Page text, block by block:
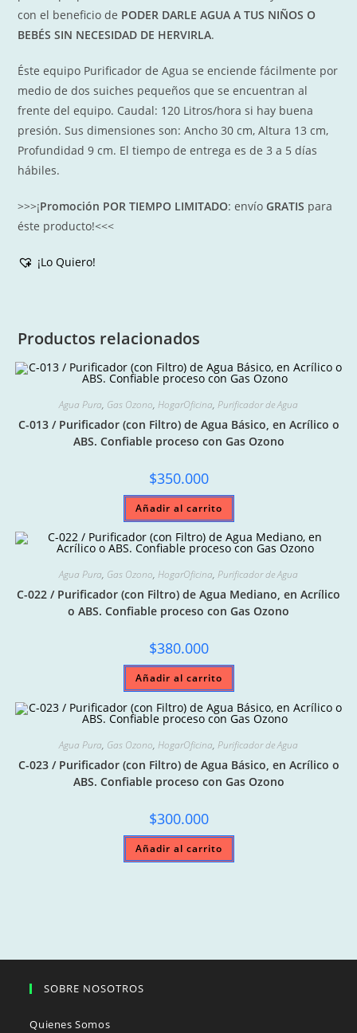
con el beneficio de PODER DARLE AGUA A TUS NIÑOS O
BEBÉS SIN NECESIDAD DE HERVIRLA.
Éste equipo Purificador de Agua se enciende fácilmente por
medio de dos suiches pequeños que se encuentran al
frente del equipo. Caudal: 120 Litros/hora si hay buena
presión. Sus dimensiones son: Ancho 30 cm, Altura 13 cm,
Profundidad 9 cm. El tiempo de entrega es de 3 a 5 días
hábiles.
>>>¡Promoción POR TIEMPO LIMITADO: envíoGRATIS para
éste producto!<<<
¡Lo Quiero!
Productos relacionados
Agua Pura, Gas Ozono, HogarOficina, Purificador de Agua
C-013 / Purificador (con Filtro) de Agua Básico, en Acrílico o
ABS. Confiable proceso con Gas Ozono
$350.000
Añadir al carrito
Agua Pura, Gas Ozono, HogarOficina, Purificador de Agua
C-022 / Purificador (con Filtro) de Agua Mediano, en Acrílico
o ABS. Confiable proceso con Gas Ozono
$380.000
Añadir al carrito
Agua Pura, Gas Ozono, HogarOficina, Purificador de Agua
C-023 / Purificador (con Filtro) de Agua Básico, en Acrílico o
ABS. Confiable proceso con Gas Ozono
$300.000
Añadir al carrito
SOBRE NOSOTROS
Quienes Somos